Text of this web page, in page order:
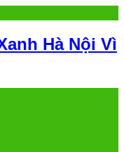
Hà Nội Vì